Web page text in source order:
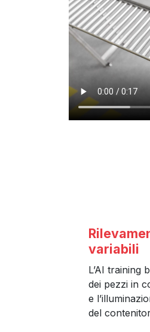
variabili
L’AI training
dei pezzi in
e
del